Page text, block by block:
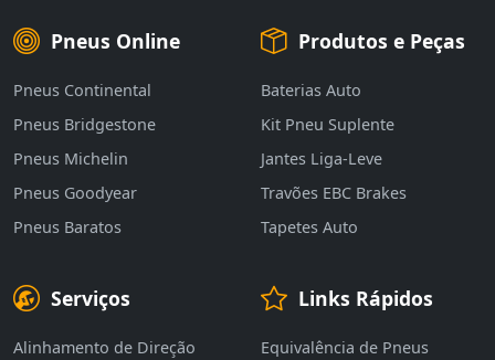
Pneus Online
Pneus Continental
Pneus Bridgestone
Pneus Michelin
Pneus Goodyear
Pneus Baratos
Produtos e Peças
Baterias Auto
Kit Pneu Suplente
Jantes Liga-Leve
Travões EBC Brakes
Tapetes Auto
Serviços
Alinhamento de Direção
Links Rápidos
Equivalência de Pneus